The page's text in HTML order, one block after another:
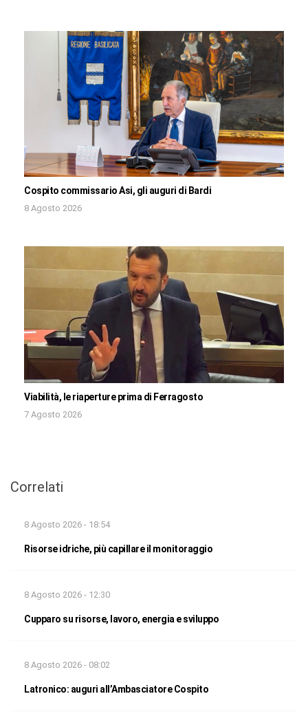
Cospito commissario Asi, gli auguri di Bardi
8 Agosto 2026
Viabilità, le riaperture prima di Ferragosto
7 Agosto 2026
Correlati
8 Agosto 2026 - 18:54
Risorse idriche, più capillare il monitoraggio
8 Agosto 2026 - 12:30
Cupparo su risorse, lavoro, energia e sviluppo
8 Agosto 2026 - 08:02
Latronico: auguri all’Ambasciatore Cospito